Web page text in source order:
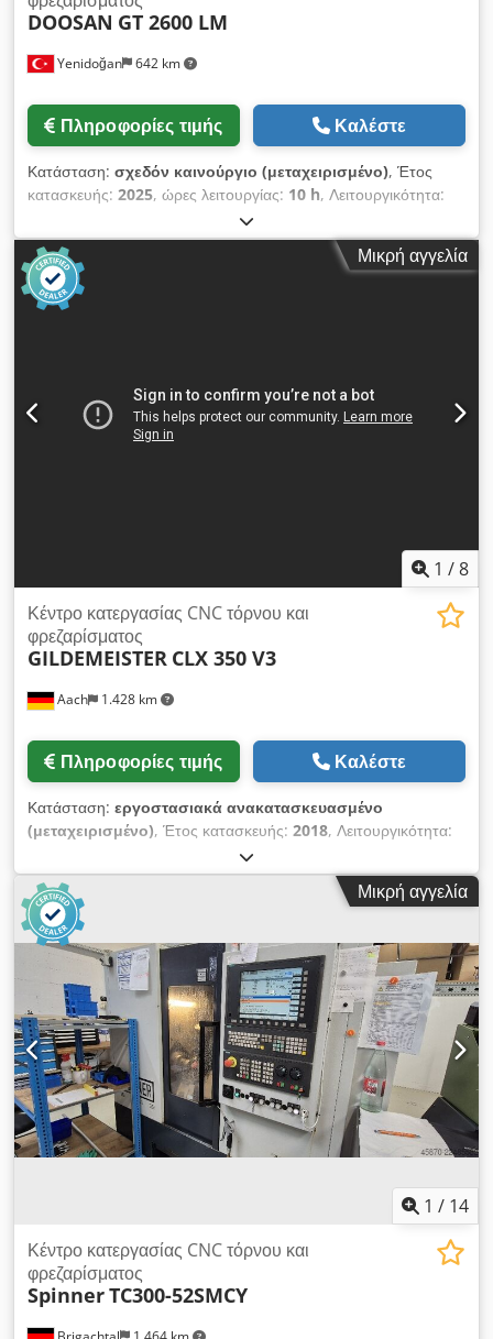
Yenidoğan 642 km
DOOSAN GT 2600 LM
Πληροφορίες τιμής Καλέστε
Κατάσταση: σχεδόν καινούργιο (μεταχειρισμένο), Έτος
κατασκευής: 2025, ώρες λειτουργίας: 10 h, Λειτουργικότητα:
, μήκος τόρνευσης:
τορναρίσματος:460 χιλ., ισχύς κινητήρα ατράκτου:22 W,
μέγιστη ταχύτητα ατράκτου:
, διαδρομή άξονα Χ:
265 χιλ.
άξονα X:
C - 12 ίντσες - 10 ώρες 2 σετ Μηχανή τόρνευσης CNC
DOOSAN GT 2600, 12 ίντσες, 10 ώρες 2 σετ Μηχανή
τόρνευσης CNC DOOSAN GT2100, 10 ίντσες, 10 ώρες 3 σετ
Μικρή αγγελία
1 /8
Aach 1.428 km
Κέντρο κατεργασίας CNC τόρνου και
φρεζαρίσματος
GILDEMEISTER CLX 350 V3
Πληροφορίες τιμής Καλέστε
Κατάσταση: εργοστασιακά ανακατασκευασμένο
(μεταχειρισμένο), Έτος κατασκευής: 2018, Λειτουργικότητα:
, CNC τόρνος GILDEMEISTER CLX 350
V3 Με σύστημα ελέγχου DMG MORI SLIMline Multi Touch
Fanuc I Σειρά Έτος κατασκευής: 2018 Διάμετρος τόρνευσης:
320 mm Διαδρομή Χ άξονα: 242 mm Διαδρομή Ζ άξονα: 540
mm Διάμετρος οπής ατράκτου: 65 mm Εύρος στροφών: 20 –
5000 σ.α.λ. Με τον παρακάτω εξοπλισμό: Προστατευτικό
πόρτας με εσωτερικό φωτισμό 12-θέσιος πύργος με 12
μηχανοκίνητους σταθμούς εργαλείων VDI 30 Άξονας C, κολόνα
με πηνίο Προγραμματιζόμενος κολόνα μέσω λειτουργίας M
Μέτρηση εργαλείων στον χώρο εργασίας Ηλεκτρονικός
χειροτροχός Μεταφορέας ρινισμάτων Υδραυλικό τσοκ 3
σιαγόνων Schunk ROTA THW plus 0 210 mm Ποδοδιακόπτης
για ρύθμιση του τσοκ Συλλέκτης τεμαχίων Οπτικός χάρακας
στον άξονα Χ Σύστημα ψύξης με αντλία υψηλής πίεσης 12 bar
Μικρή αγγελία
1 / 14
Κέντρο κατεργασίας CNC τόρνου και
φρεζαρίσματος
SpinnerTC300-52SMCY